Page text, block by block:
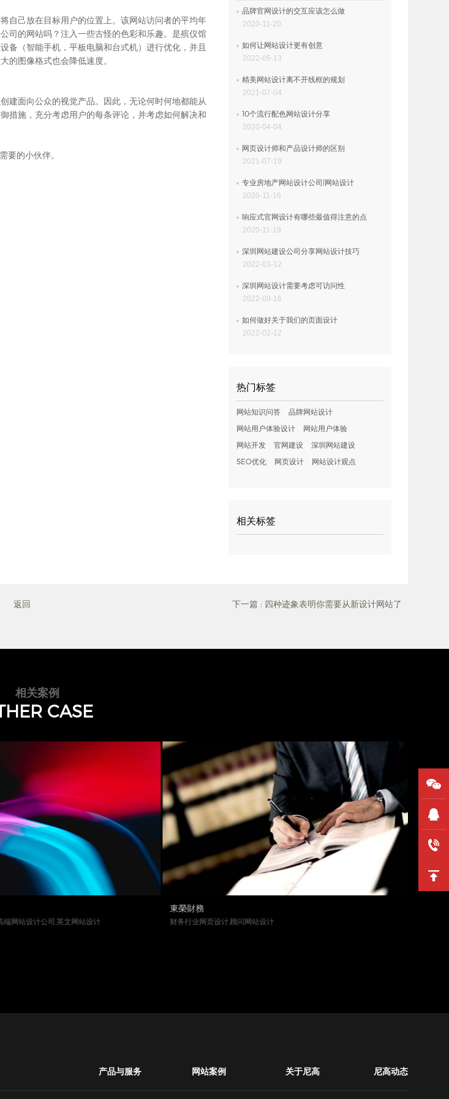
自己放在目标用户的位置上。该网站访问者的平均年
司的网站吗？注入一些古怪的色彩和乐趣。是殡仪馆
备（智能手机，平板电脑和台式机）进行优化，并且
的图像格式也会降低速度。
建面向公众的视觉产品。因此，无论何时何地都能从
措施，充分考虑用户的每条评论，并考虑如何解决和
要的小伙伴。
品牌官网设计的交互应该怎么做
2020-11-20
如何让网站设计更有创意
2022-05-13
精美网站设计离不开线框的规划
2021-07-04
10个流行配色网站设计分享
2020-04-04
网页设计师和产品设计师的区别
2021-07-19
专业房地产网站设计公司|网站设计
2020-11-16
响应式官网设计有哪些最值得注意的点
2020-11-19
深圳网站建设公司分享网站设计技巧
2022-03-12
深圳网站设计需要考虑可访问性
2022-09-16
如何做好关于我们的页面设计
2022-02-12
热门标签
网站知识问答
品牌网站设计
网站用户体验设计
网站用户体验
网站开发
官网建设
深圳网站建设
SEO优化
网页设计 网站设计观点
相关标签
下一篇 : 四种迹象表明你需要从新设计网站了
返回
相关案例
CASE
端网站设计公司,英文网站设计
東榮財務
财务行业网页设计,顾问网站设计
产品与服务 网站案例 关于尼高 尼高动态